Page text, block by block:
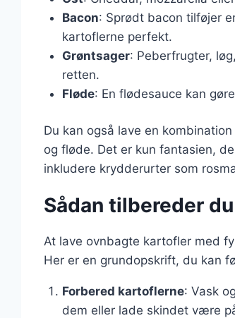
Bacon: Sprødt bacon tilføjer
kartoflerne perfekt.
Grøntsager: Peberfrugter,
retten.
Fløde: En flødesauce kan
Du kan også lave en
og fløde. Det er kun fantasien,
inkludere krydderurter som
Sådan tilbereder
At lave ovnbagte kartofler med
Her er en grundopskrift, du kan
Forbered kartoflerne: Vask
dem eller lade skindet være